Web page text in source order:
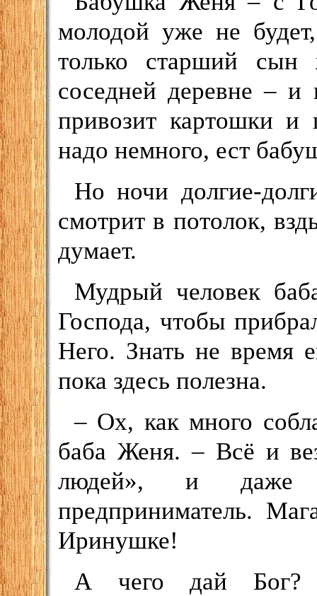
молодой уже не
только старший сын
соседней деревне – и
привозит картошки
надо немного, ест
Но ночи долгие-
смотрит в потолок,
думает.
Мудрый человек
Господа, чтобы
Него. Знать не время
пока здесь полезна.
– Ох, как много
баба Женя. – Всё и
людей», и даже
предприниматель.
Иринушке!
А чего дай Бог?